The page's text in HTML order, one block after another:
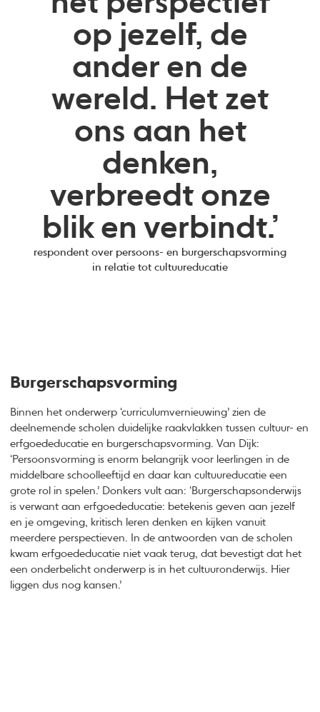
op jezelf, de
ander en de
wereld. Het zet
ons aan het
denken,
verbreedt onze
blik en verbindt.’
respondent over persoons- en burgerschapsvorming
in relatie tot cultuureducatie
Burgerschapsvorming
Binnen het onderwerp ‘curriculumvernieuwing’ zien de
deelnemende scholen duidelijke raakvlakken tussen cultuur- en
erfgoededucatie en burgerschapsvorming. Van Dijk:
‘Persoonsvorming is enorm belangrijk voor leerlingen in de
middelbare schoolleeftijd en daar kan cultuureducatie een
grote rol in spelen.’ Donkers vult aan: ‘Burgerschapsonderwijs
is verwant aan erfgoededucatie: betekenis geven aan jezelf
en je omgeving, kritisch leren denken en kijken vanuit
meerdere perspectieven. In de antwoorden van de scholen
kwam erfgoededucatie niet vaak terug, dat bevestigt dat het
een onderbelicht onderwerp is in het cultuuronderwijs. Hier
liggen dus nog kansen.’